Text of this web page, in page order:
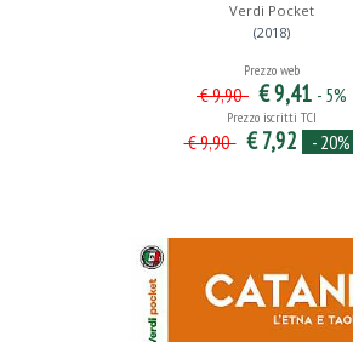
Verdi Pocket
(2018)
Prezzo web
€ 9,90 € 9,41 - 5%
Prezzo iscritti TCI
€ 9,90 € 7,92 - 20%